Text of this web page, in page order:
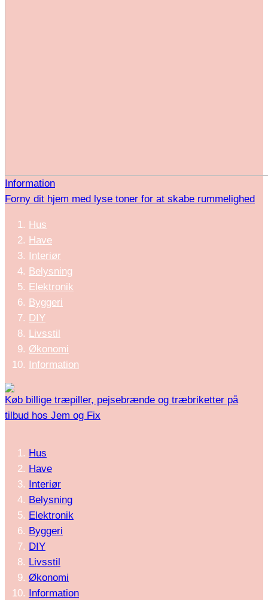
Information
Forny dit hjem med lyse toner for at skabe rummelighed
Hus
Have
Interiør
Belysning
Elektronik
Byggeri
DIY
Livsstil
Økonomi
Information
Køb billige træpiller, pejsebrænde og træbriketter på
tilbud hos Jem og Fix
Hus
Have
Interiør
Belysning
Elektronik
Byggeri
DIY
Livsstil
Økonomi
Information